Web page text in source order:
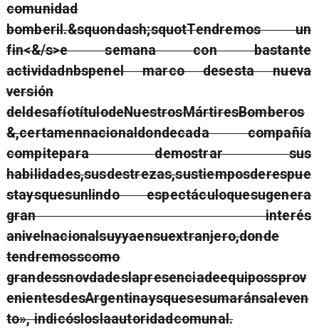
comunidad
bomberil.&squondash;squotTendremos un
fin<&/s>e semana con bastante
actividadnbspenel marco desesta nueva
versión
deldesafíotítulodeNuestrosMártiresBomberos
&,certamennacionaldondecada compañía
compitepara demostrar sus
habilidades,susdestrezas,sustiemposderespue
staysquesunlindo espectáculoquesugenera
gran interés
anivelnacionalsuyyaensuextranjero,donde
tendremosscomo
grandessnovdadeslapresenciadeequipossprov
enientesdesArgentinaysquesesumaránsaleven
to», indicósloslaautoridadcomunal.